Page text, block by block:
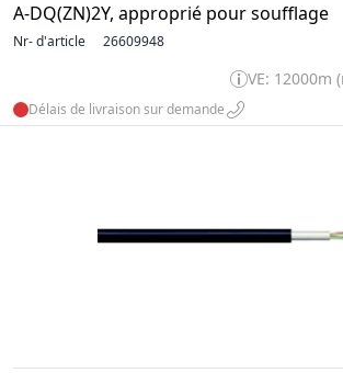
A-DQ(ZN)2Y, approprié pour soufflage
Nr- d'article 26609948
VE: 12000m
Délais de livraison sur demande